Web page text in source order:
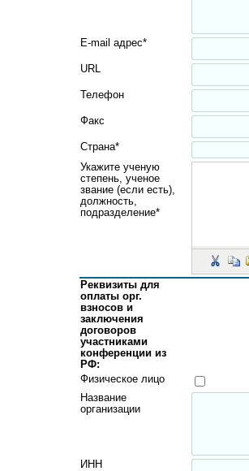
E-mail адрес*
URL
Телефон
Факс
Страна*
Укажите ученую
степень, ученое
звание (если есть),
должность,
подразделение*
Реквизиты для
оплаты орг.
взносов и
заключения
договоров
участниками
конференции из
РФ:
Физическое лицо
Название
организации
ИНН